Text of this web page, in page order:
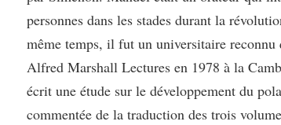
personnes dans les stades durant la
même temps, il fut un universitaire
Alfred Marshall Lectures en 1978 à la
écrit une étude sur le développement du
commentée de la traduction des trois